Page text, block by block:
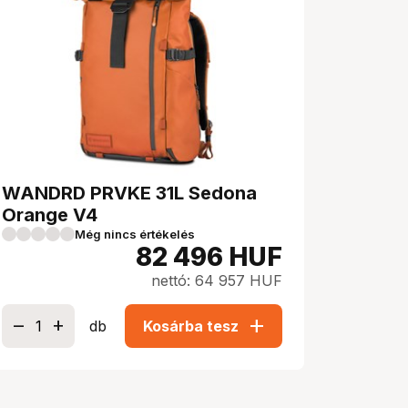
WANDRD PRVKE 31L Sedona
Orange V4
Még nincs értékelés
82 496 HUF
nettó: 64 957 HUF
db Kosárba tesz add